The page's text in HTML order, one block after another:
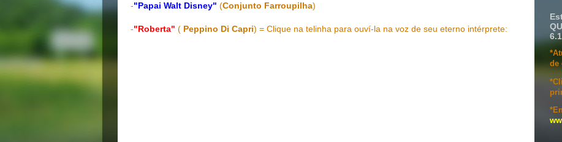
-"Papai Walt Disney" (Conjunto Farroupilha)
-"Roberta" ( Peppino Di Capri) = Clique na telinha para ouví-la na voz de seu eterno intérprete:
de